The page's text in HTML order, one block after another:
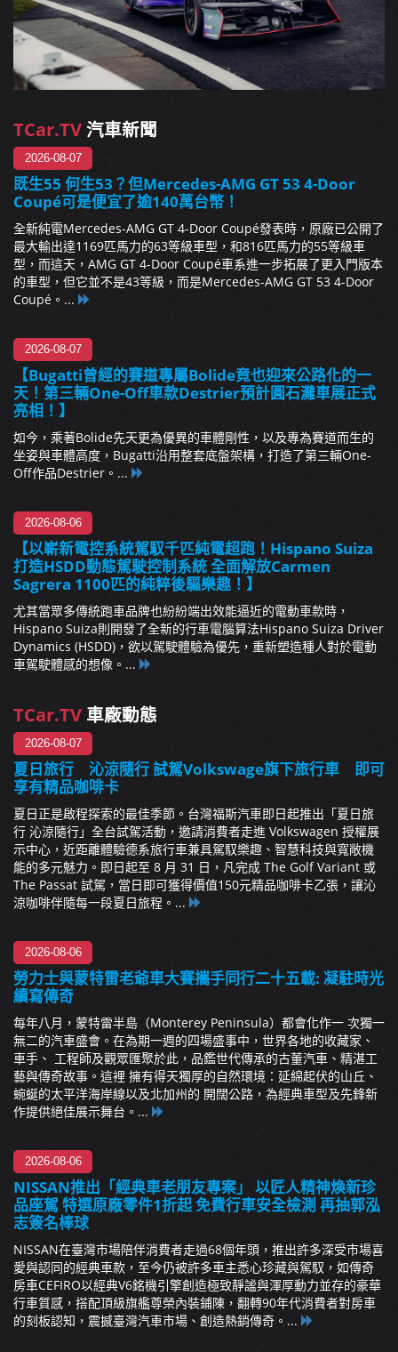
TCar.TV汽車新聞
2026-08-07
既生55 何生53？但Mercedes-AMG GT 53 4-Door
Coupé可是便宜了逾140萬台幣！
全新純電Mercedes-AMG GT 4-Door Coupé發表時，原廠已公開了
最大輸出達1169匹馬力的63等級車型，和816匹馬力的55等級車
型，而這天，AMG GT 4-Door Coupé車系進一步拓展了更入門版本
的車型，但它並不是43等級，而是Mercedes-AMG GT 53 4-Door
Coupé。...
2026-08-07
【Bugatti曾經的賽道專屬Bolide竟也迎來公路化的一
天！第三輛One-Off車款Destrier預計圓石灘車展正式
亮相！】
如今，乘著Bolide先天更為優異的車體剛性，以及專為賽道而生的
坐姿與車體高度，Bugatti沿用整套底盤架構，打造了第三輛One-
Off作品Destrier。...
2026-08-06
【以嶄新電控系統駕馭千匹純電超跑！Hispano Suiza
打造HSDD動態駕駛控制系統 全面解放Carmen
Sagrera 1100匹的純粹後驅樂趣！】
尤其當眾多傳統跑車品牌也紛紛端出效能逼近的電動車款時，
Hispano Suiza則開發了全新的行車電腦算法Hispano Suiza Driver
Dynamics (HSDD)，欲以駕駛體驗為優先，重新塑造種人對於電動
車駕駛體感的想像。...
TCar.TV 車廠動態
2026-08-07
夏日旅行 沁涼隨行 試駕Volkswage旗下旅行車 即可
享有精品咖啡卡
夏日正是啟程探索的最佳季節。台灣福斯汽車即日起推出「夏日旅
行 沁涼隨行」全台試駕活動，邀請消費者走進 Volkswagen 授權展
示中心，近距離體驗德系旅行車兼具駕馭樂趣、智慧科技與寬敞機
能的多元魅力。即日起至 8 月 31 日，凡完成 The Golf Variant 或
The Passat 試駕，當日即可獲得價值150元精品咖啡卡乙張，讓沁
涼咖啡伴隨每一段夏日旅程。...
2026-08-06
勞力士與蒙特雷老爺車大賽攜手同行二十五載: 凝駐時光
續寫傳奇
每年八月，蒙特雷半島（Monterey Peninsula）都會化作一 次獨一
無二的汽車盛會。在為期一週的四場盛事中，世界各地的收藏家、
車手、 工程師及觀眾匯聚於此，品鑑世代傳承的古董汽車、精湛工
藝與傳奇故事。這裡 擁有得天獨厚的自然環境：延綿起伏的山丘、
蜿蜒的太平洋海岸線以及北加州的 開闊公路，為經典車型及先鋒新
作提供絕佳展示舞台。...
2026-08-06
NISSAN推出「經典車老朋友專案」 以匠人精神煥新珍
品座駕 特選原廠零件1折起 免費行車安全檢測 再抽郭泓
志簽名棒球
NISSAN在臺灣市場陪伴消費者走過68個年頭，推出許多深受市場喜
愛與認同的經典車款，至今仍被許多車主悉心珍藏與駕馭，如傳奇
房車CEFIRO以經典V6銘機引擎創造極致靜謐與渾厚動力並存的豪華
行車質感，搭配頂級旗艦尊榮內裝鋪陳，翻轉90年代消費者對房車
的刻板認知，震撼臺灣汽車市場、創造熱銷傳奇。...